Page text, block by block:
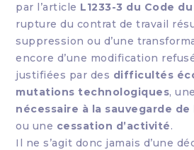
par l’article L1233-3 du Code
rupture du contrat de travail
suppression ou d’une
encore d’une modification
justifiées par des difficultés
mutations technologiques, une
nécessaire à la sauvegarde
ou une cessation d’activité.
Il ne s’agit donc jamais d’une